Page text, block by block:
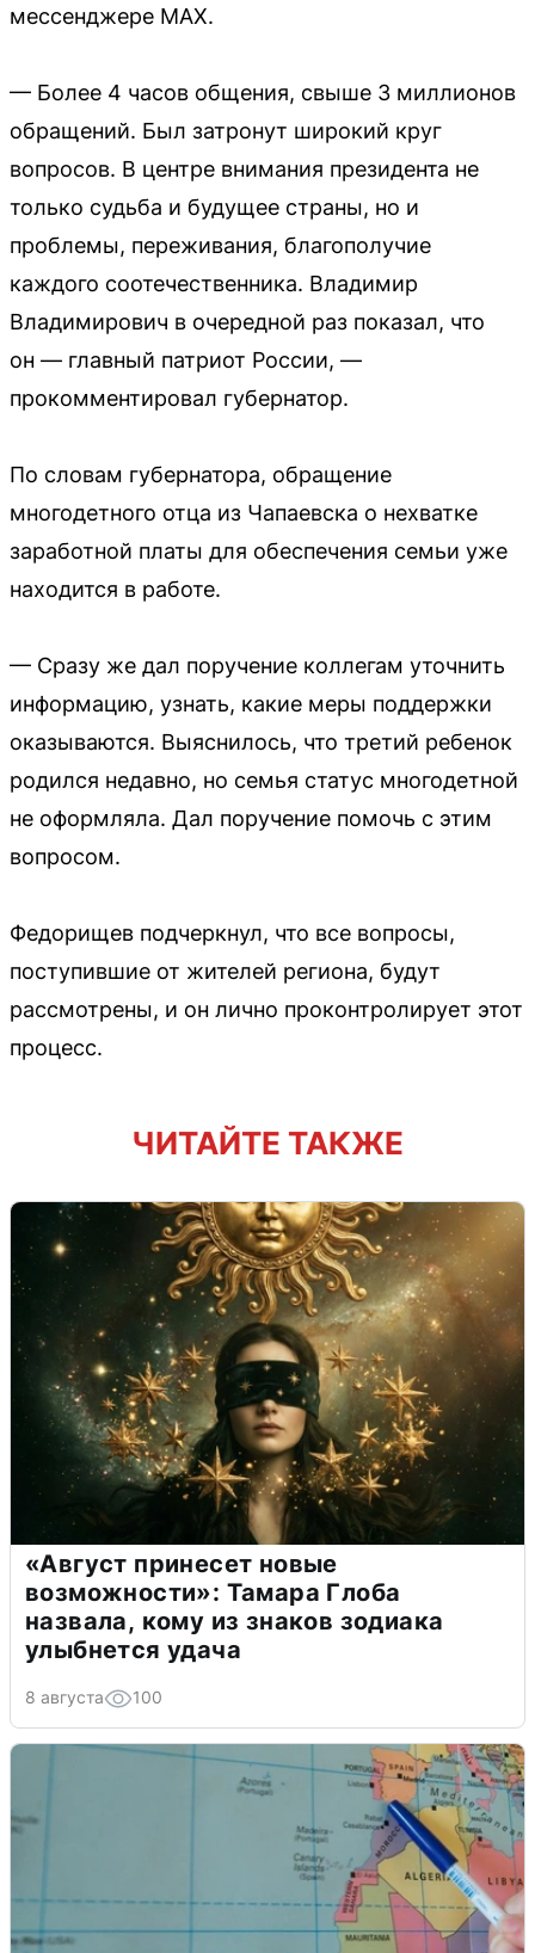
мессенджере MAX.
— Более 4 часов общения, свыше 3 миллионов
обращений. Был затронут широкий круг
вопросов. В центре внимания президента не
только судьба и будущее страны, но и
проблемы, переживания, благополучие
каждого соотечественника. Владимир
Владимирович в очередной раз показал, что
он — главный патриот России, —
прокомментировал губернатор.
По словам губернатора, обращение
многодетного отца из Чапаевска о нехватке
заработной платы для обеспечения семьи уже
находится в работе.
— Сразу же дал поручение коллегам уточнить
информацию, узнать, какие меры поддержки
оказываются. Выяснилось, что третий ребенок
родился недавно, но семья статус многодетной
не оформляла. Дал поручение помочь с этим
вопросом.
Федорищев подчеркнул, что все вопросы,
поступившие от жителей региона, будут
рассмотрены, и он лично проконтролирует этот
процесс.
ЧИТАЙТЕ ТАКЖЕ
«Август принесет новые
возможности»: Тамара Глоба
назвала, кому из знаков зодиака
улыбнется удача
8 августа 100